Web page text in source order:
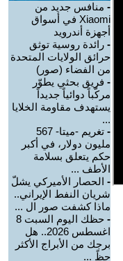
- منافس جديد من
Xiaomi في أسواق
أجهزة أندرويد
- رائدة روسية توثق
حرائق الولايات المتحدة
من الفضاء (صور)
- فريق بحثي يطوّر
مركّباً دوائياً جديداً
يستهدف مقاومة الخلايا
...
-
تغريم -ميتا- 567
مليون دولار، في أكبر
حكم يتعلق بسلامة
الأطف ...
- الحصار الأميركي يشلّ
شريان النفط الإيراني..
ماذا كشفت صور ال ...
-
حظك اليوم السبت 8
اغسطس 2026.. هل
برجك من الأبراج الأكثر
حظً ...